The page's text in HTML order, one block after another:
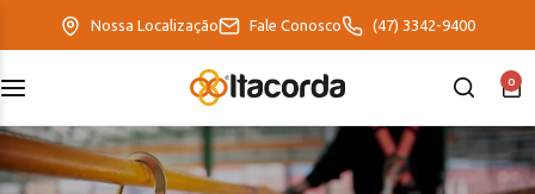
Nossa Localização Fale Conosco (47) 3342-9400
0
EcoFriendly